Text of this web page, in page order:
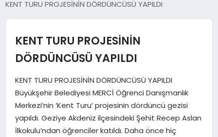
ASAYIŞ
EKONOMI
SANAT
KENT TURU PROJESİNİN DÖRDÜNCÜSÜ YAPILDI
KENT TURU PROJESİNİN
DÖRDÜNCÜSÜ YAPILDI
KENT TURU PROJESİNİN DÖRDÜNCÜSÜ YAPILDI
Büyükşehir Belediyesi MERCİ Öğrenci Danışmanlık
Merkezi’nin ‘Kent Turu’ projesinin dördüncü gezisi
yapıldı. Geziye Akdeniz ilçesindeki Şehit Recep Aslan
İlkokulu’ndan öğrenciler katıldı. Daha önce hiç